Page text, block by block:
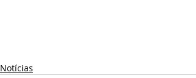
Notícias